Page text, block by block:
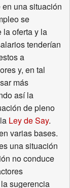
una situación
se
la oferta y la
tenderían
a
y, en tal
más
así la
de pleno
Ley de Say.
varias bases.
una situación
no conduce
sugerencia